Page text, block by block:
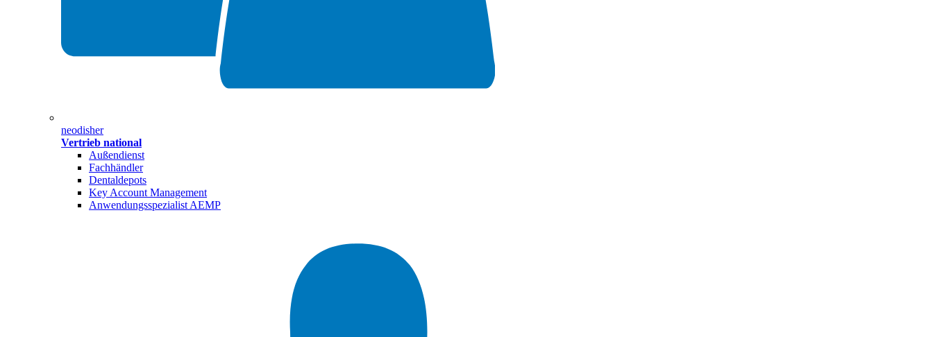
neodisher
Vertrieb national
Außendienst
Fachhändler
Dentaldepots
Key Account Management
Anwendungsspezialist AEMP